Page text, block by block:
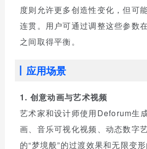
度则允许更多创造性变化，但可
连贯。用户可通过调整这些参数
之间取得平衡。
应用场景
1. 创意动画与艺术视频
艺术家和设计师使用Deforum生
画、音乐可视化视频、动态数字
的“梦境般”的过渡效果和无限变